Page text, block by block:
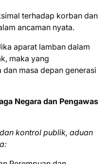
terhadap korban dan
ancaman nyata.
aparat lamban dalam
maka yang
masa depan generasi
Negara dan Pengawas
kontrol publik, aduan